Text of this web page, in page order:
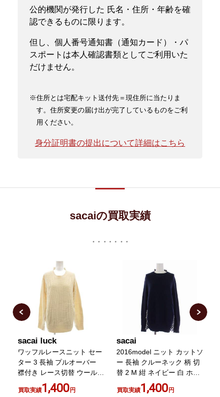
公的機関が発行した 氏名・住所・年齢を確
認できるものに限ります。
但し、個人番号通知書（通知カード）・パ
スポートは本人確認書類としてご利用いた
だけません。
※住所とは宅配キット送付先＝現住所に当たりま
す。住所変更の届け出が完了しているものをご利
用ください。
身分証明書の提出について詳細はこちら
sacaiの買取実績
sacai luck
ワッフルレースニット セー
ター 3 長袖 プルオーバー
襟付き レース切替 ウール
白 ホワイト 15AWLU1034
買取実績1,400円
sacai
2016model ニット カットソ
ー 長袖 クルーネック 柄 切
替 2 M 紺 ネイビー 白 ホワ
イト 16-02440
買取実績1,400円